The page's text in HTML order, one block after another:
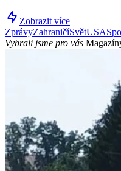
Zobrazit více
ZprávyZahraničíSvětUSA
Vybrali jsme pro vás